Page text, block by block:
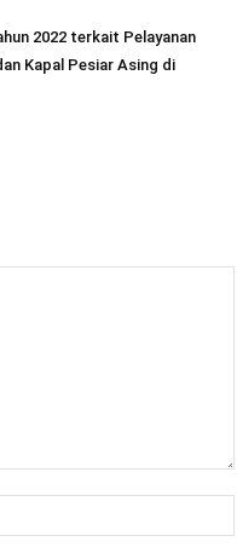
2022 terkait Pelayanan
Kapal Pesiar Asing di